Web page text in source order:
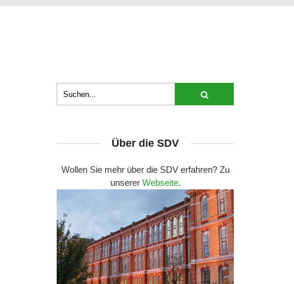
Über die SDV
Wollen Sie mehr über die SDV erfahren? Zu
unserer Webseite.